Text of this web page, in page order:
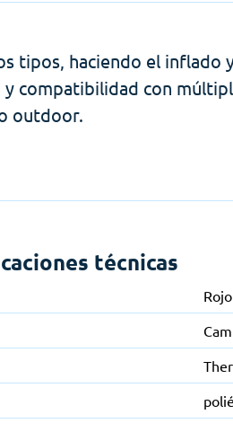
tipos, haciendo el inflado
compatibilidad con
outdoor.
técnicas
Rojo